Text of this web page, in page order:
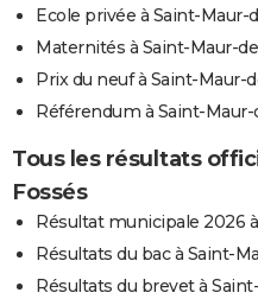
Ecole privée à Saint-Maur-
Maternités à Saint-Maur-
Prix du neuf à Saint-Maur-
Référendum à Saint-Maur-
Tous les résultats
Fossés
Résultat municipale 2026
Résultats du bac à Saint-
Résultats du brevet à